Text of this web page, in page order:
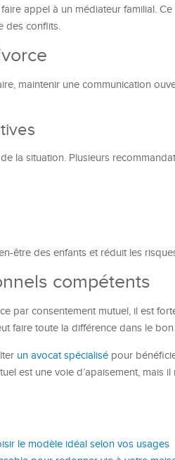
appel à un médiateur familial.
des conflits.
maintenir une communication
la situation. Plusieurs
être des enfants et réduit les
compétents
par consentement mutuel, il est
faire toute la différence dans le
un avocat spécialisé pour
est une voie d’apaisement, mais
le modèle idéal selon vos usages